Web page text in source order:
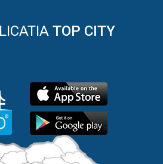
TOP CITY